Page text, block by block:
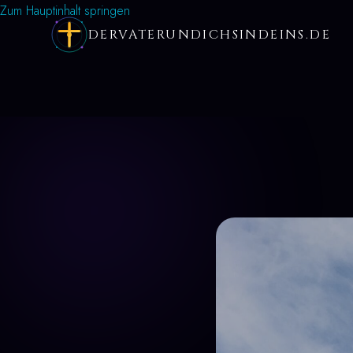
Zum Hauptinhalt springen
DERVATERUNDICHSINDEINS.DE